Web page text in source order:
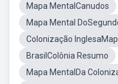
Mapa MentalCanudos
Mapa Mental
Colonização
BrasilColônia Resumo
Mapa MentalDa